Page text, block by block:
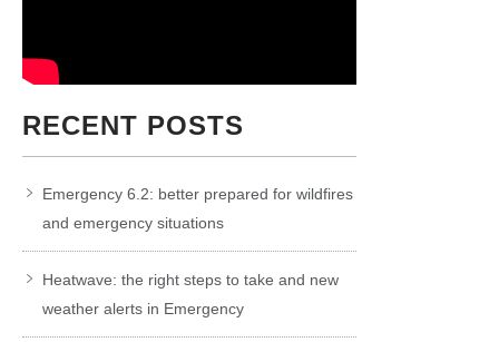
RECENT POSTS
Emergency 6.2: better prepared for wildfires
and emergency situations
Heatwave: the right steps to take and new
weather alerts in Emergency